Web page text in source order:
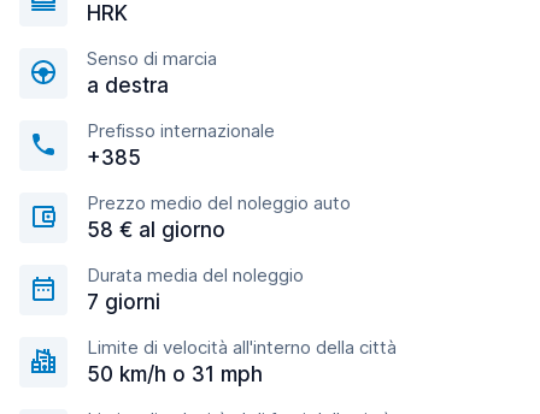
HRK
Senso di marcia
a destra
Prefisso internazionale
+385
Prezzo medio del noleggio auto
58 € al giorno
Durata media del noleggio
7 giorni
Limite di velocità all'interno della città
50 km/h o 31 mph